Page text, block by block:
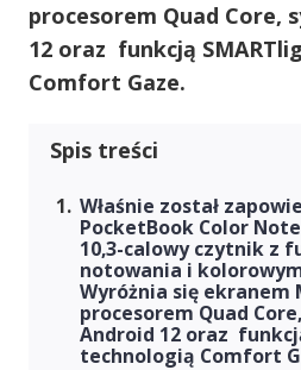
procesorem Quad Core,
12 oraz funkcją
Comfort Gaze.
Spis treści
Właśnie został
PocketBook Color
10,3-calowy czytnik z
notowania i
Wyróżnia się ekranem
procesorem Quad
Android 12 oraz
technologią Comfort